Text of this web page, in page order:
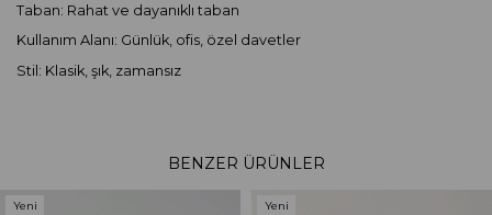
Taban: Rahat ve dayanıklı taban
Kullanım Alanı: Günlük, ofis, özel davetler
Stil: Klasik, şık, zamansız
BENZER ÜRÜNLER
Yeni
Yeni